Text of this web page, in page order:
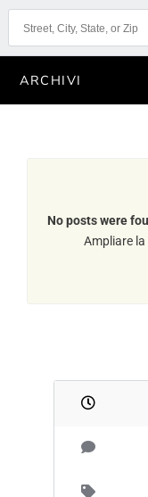
ARCHIVI
No posts were
Ampliare